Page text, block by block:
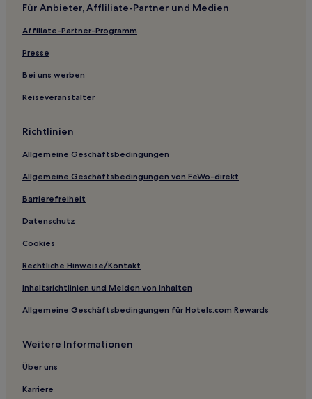
Familien in Charleston County
Hotels mit Parkplatz in Santee
Hotels mit inbegriffenem Frühstück in Dentsville
Hotels nahe Carolina Coliseum
Lake Carolina: Hotels
Hotels nahe Palmetto Falls Water Park
West Ashley: Hotels
Hotels nahe Audubon Swamp Garden
Hotels nahe Township Auditorium
Lynchburg Hotels
Hotels nahe Cypress Gardens
Bamberg County: Hotels
Red Bank Hotels
Hotels nahe Ponder Fine Arts Gallery
Hilda Hotels
Hotels nahe North Charleston Coliseum and Performing Arts
Für Anbieter, Affliliate-Partner und Medien
Affiliate-Partner-Programm
Presse
Bei uns werben
Reiseveranstalter
Richtlinien
Allgemeine Geschäftsbedingungen
Allgemeine Geschäftsbedingungen von FeWo-direkt
Barrierefreiheit
Datenschutz
Cookies
Rechtliche Hinweise/Kontakt
Inhaltsrichtlinien und Melden von Inhalten
Allgemeine Geschäftsbedingungen für Hotels.com Rewards
Weitere Informationen
Über uns
Karriere